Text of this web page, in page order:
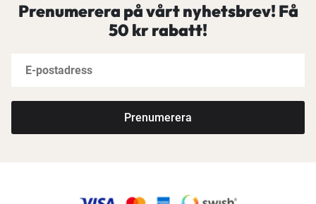
Prenumerera på vårt nyhetsbrev! Få
50 kr rabatt!
Prenumerera